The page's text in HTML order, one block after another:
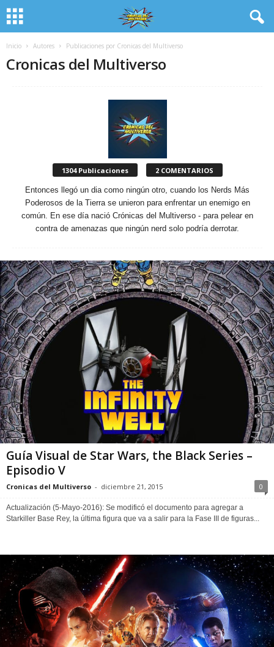
Inicio Autores Publicaciones por Cronicas del Multiverso
Cronicas del Multiverso
1304 Publicaciones 2 COMENTARIOS
Entonces llegó un dia como ningún otro, cuando los Nerds Más
Poderosos de la Tierra se unieron para enfrentar un enemigo en
común. En ese día nació Crónicas del Multiverso - para pelear en
contra de amenazas que ningún nerd solo podría derrotar.
Guía Visual de Star Wars, the Black Series –
Episodio V
Cronicas del Multiverso - diciembre 21, 2015 0
Actualización (5-Mayo-2016): Se modificó el documento para agregar a
Starkiller Base Rey, la última figura que va a salir para la Fase III de figuras...